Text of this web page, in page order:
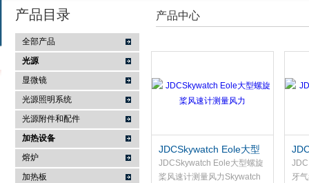
武汉提沃克科技有限公司
产品目录
全部产品
光源
显微镜
光源照明系统
光源附件和配件
加热设备
熔炉
加热板
产品中心
JDCSkywatch Eole大型
螺旋桨风速计测量风力
JDCSkywatch Eole大型螺旋
桨风速计测量风力Skywatch
据
牙